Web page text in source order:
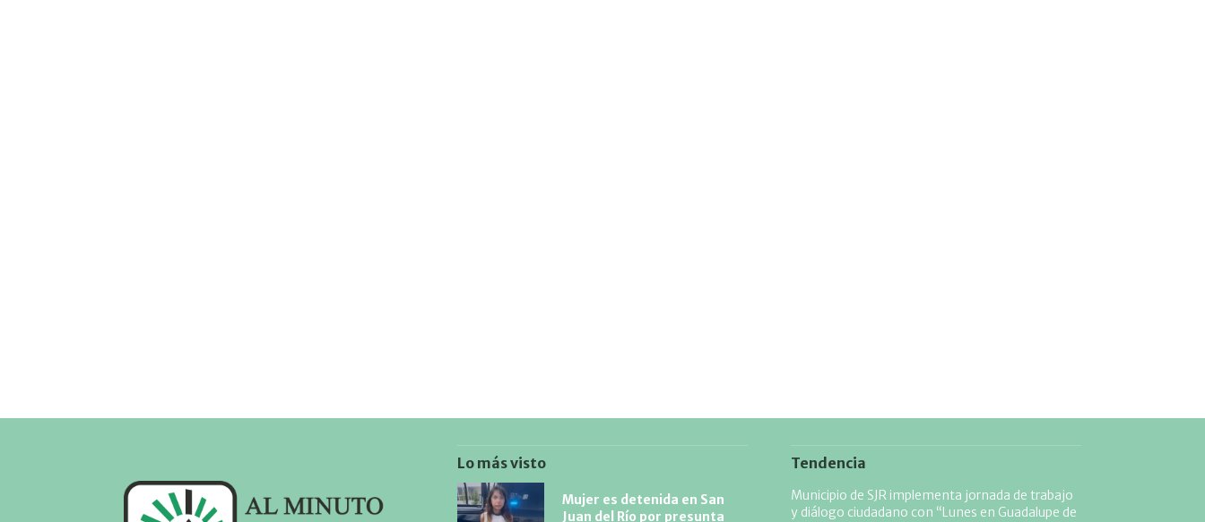
Lo más visto
Mujer es detenida en San
Juan del Río por presunta
Tendencia
Municipio de SJR implementa jornada de trabajo
y diálogo ciudadano con “Lunes en Guadalupe de